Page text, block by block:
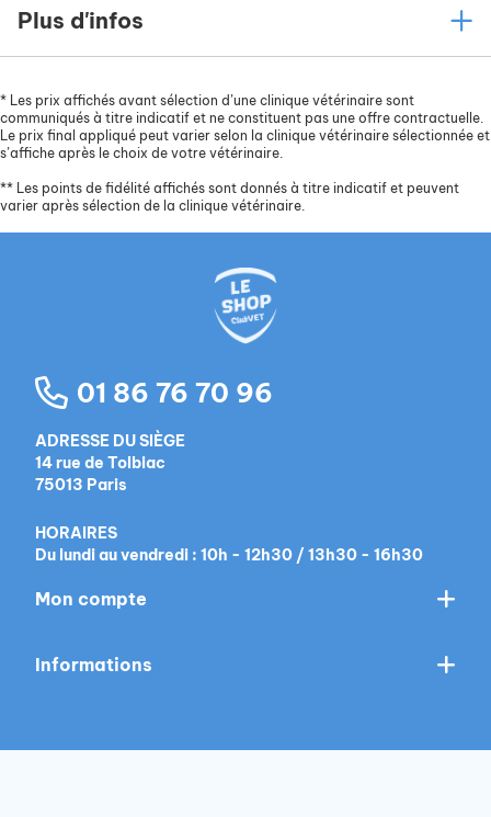
Plus d'infos
* Les prix affichés avant sélection d’une clinique vétérinaire sont
communiqués à titre indicatif et ne constituent pas une offre contractuelle.
Le prix final appliqué peut varier selon la clinique vétérinaire sélectionnée et
s’affiche après le choix de votre vétérinaire.
** Les points de fidélité affichés sont donnés à titre indicatif et peuvent
varier après sélection de la clinique vétérinaire.
01 86 76 70 96
ADRESSE DU SIÈGE
14 rue de Tolbiac
75013 Paris
HORAIRES
Du lundi au vendredi : 10h - 12h30 / 13h30 - 16h30
Mon compte
Informations